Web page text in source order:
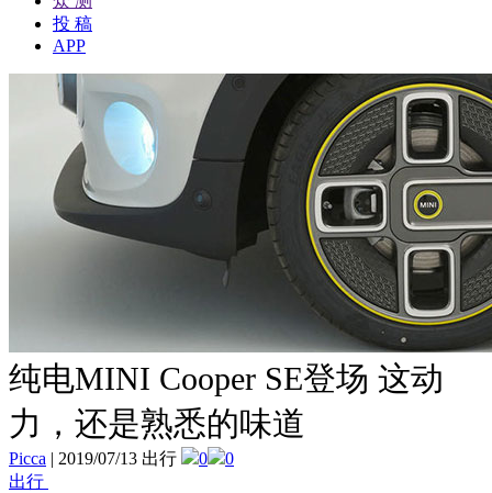
投 稿
APP
纯电MINI Cooper SE登场 这动
力，还是熟悉的味道
Picca | 2019/07/13 出行 0
0
出行